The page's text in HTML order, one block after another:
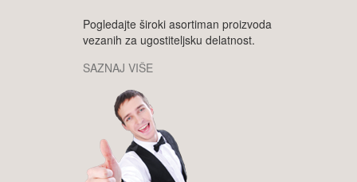
Pogledajte široki asortiman proizvoda
vezanih za ugostiteljsku delatnost.
SAZNAJ VIŠE